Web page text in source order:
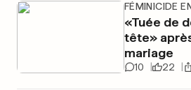
FÉMINICIDE
«Tuée de
tête»
mariage
10 22